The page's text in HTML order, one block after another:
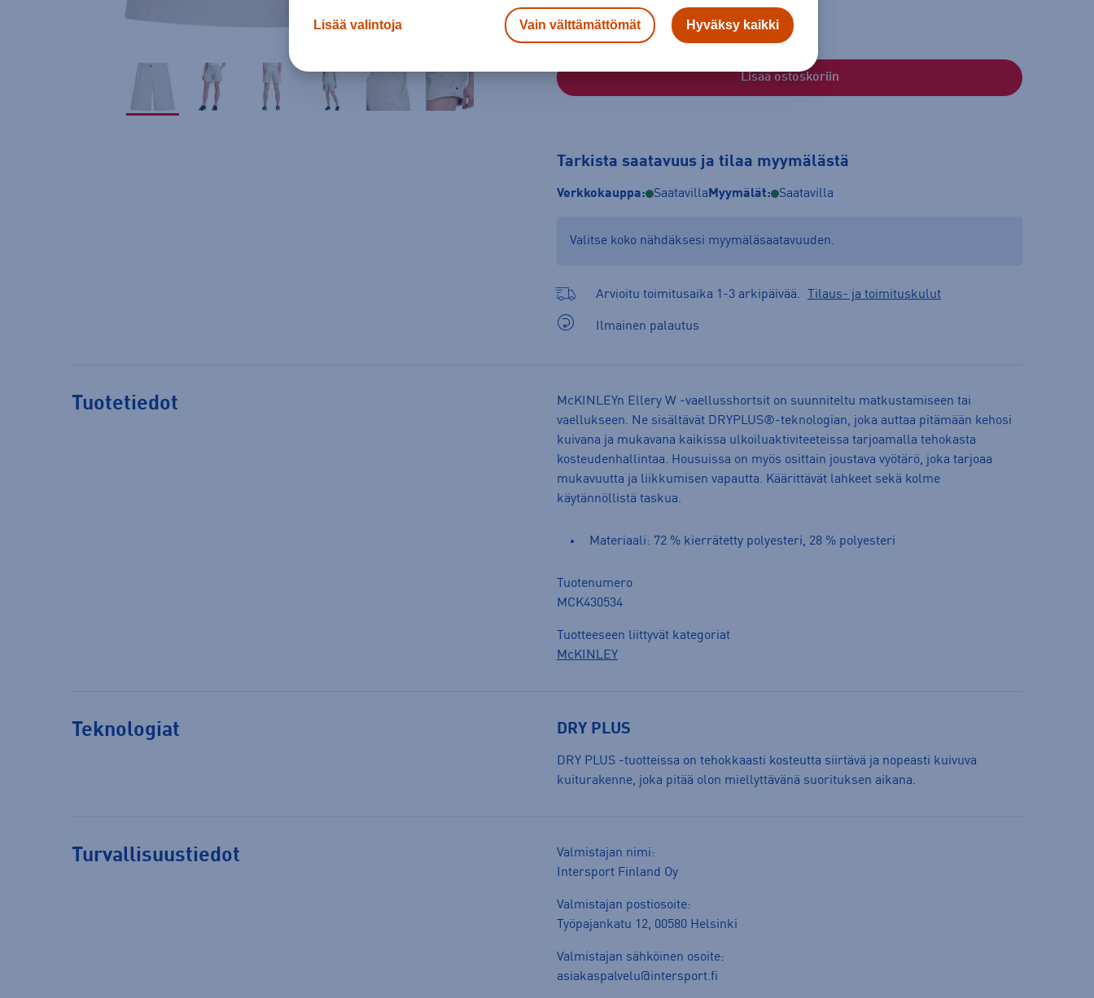
Lisää ostoskoriin
Tarkista saatavuus ja tilaa myymälästä
Verkkokauppa: Saatavilla Myymälät: Saatavilla
Valitse koko nähdäksesi myymäläsaatavuuden.
Arvioitu toimitusaika 1-3 arkipäivää. Tilaus- ja toimituskulut
Ilmainen palautus
Tuotetiedot
McKINLEYn Ellery W -vaellusshortsit on suunniteltu matkustamiseen tai
vaellukseen. Ne sisältävät DRYPLUS®-teknologian, joka auttaa pitämään kehosi
kuivana ja mukavana kaikissa ulkoiluaktiviteeteissa tarjoamalla tehokasta
kosteudenhallintaa. Housuissa on myös osittain joustava vyötärö, joka tarjoaa
mukavuutta ja liikkumisen vapautta. Käärittävät lahkeet sekä kolme
käytännöllistä taskua.
Materiaali: 72 % kierrätetty polyesteri, 28 % polyesteri
Tuotenumero
MCK430534
Tuotteeseen liittyvät kategoriat
McKINLEY
Teknologiat DRY PLUS
DRY PLUS -tuotteissa on tehokkaasti kosteutta siirtävä ja nopeasti kuivuva
kuiturakenne, joka pitää olon miellyttävänä suorituksen aikana.
Turvallisuustiedot
Valmistajan nimi:
Intersport Finland Oy
Valmistajan postiosoite:
Työpajankatu 12, 00580 Helsinki
Valmistajan sähköinen osoite:
asiakaspalvelu@intersport.fi
Lisää valintoja Vain välttämättömät Hyväksy kaikki